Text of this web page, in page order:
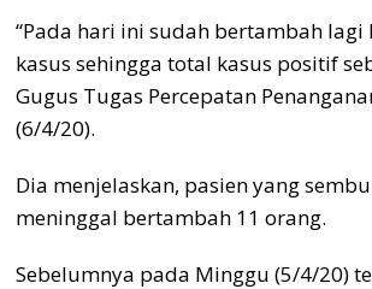
“Pada hari ini sudah bertambah
kasus sehingga total kasus positif
Gugus Tugas Percepatan
(6/4/20).
Dia menjelaskan, pasien yang
meninggal bertambah 11 orang.
Sebelumnya pada Minggu (5/4/20)